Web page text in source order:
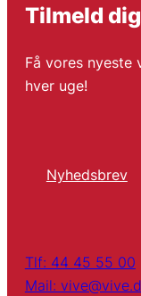
Tilmeld
Få vores nyeste
hver uge!
Nyhedsbrev
Tlf: 44 45 55 00
Mail: